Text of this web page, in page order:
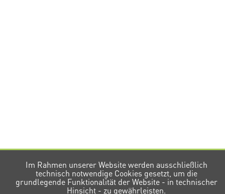
Im Rahmen unserer Website werden ausschließlich
technisch notwendige Cookies gesetzt, um die
grundlegende Funktionalität der Website - in technischer
Hinsicht - zu gewährleisten.